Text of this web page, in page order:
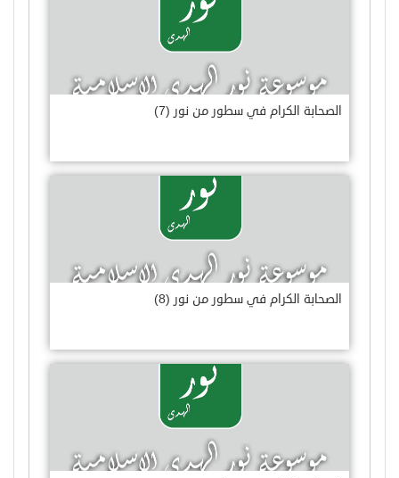
الصحابة الكرام في سطور من نور (7)
الصحابة الكرام في سطور من نور (8)